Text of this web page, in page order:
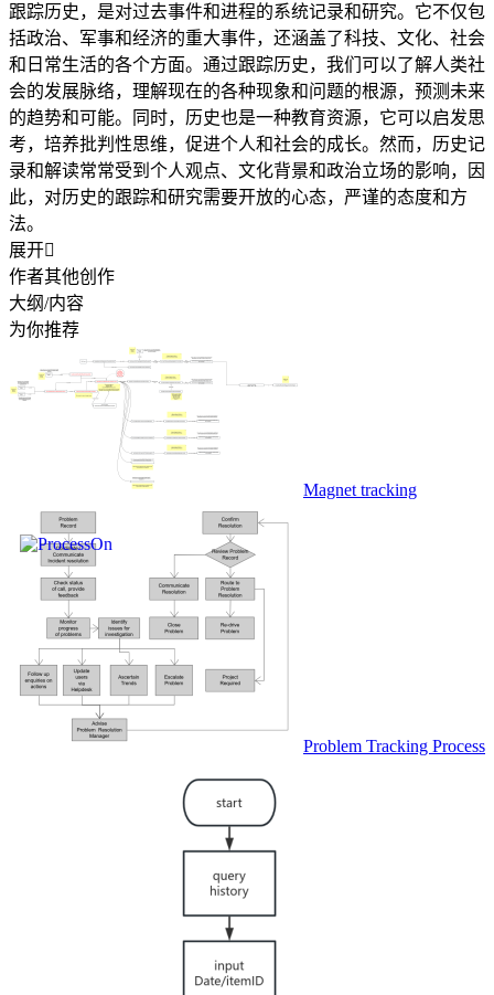
跟踪历史，是对过去事件和进程的系统记录和研究。它不仅包
括政治、军事和经济的重大事件，还涵盖了科技、文化、社会
和日常生活的各个方面。通过跟踪历史，我们可以了解人类社
会的发展脉络，理解现在的各种现象和问题的根源，预测未来
的趋势和可能。同时，历史也是一种教育资源，它可以启发思
考，培养批判性思维，促进个人和社会的成长。然而，历史记
录和解读常常受到个人观点、文化背景和政治立场的影响，因
此，对历史的跟踪和研究需要开放的心态，严谨的态度和方
法。
展开
作者其他创作
大纲/内容
为你推荐
Magnet tracking
Problem Tracking Process